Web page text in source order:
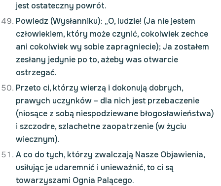
jest ostateczny powrót.
Powiedz (Wysłanniku): „O, ludzie! (Ja nie jestem
człowiekiem, który może czynić, cokolwiek zechce
ani cokolwiek wy sobie zapragniecie); Ja zostałem
zesłany jedynie po to, ażeby was otwarcie
ostrzegać.
Przeto ci, którzy wierzą i dokonują dobrych,
prawych uczynków – dla nich jest przebaczenie
(niosące z sobą niespodziewane błogosławieństwa)
i szczodre, szlachetne zaopatrzenie (w życiu
wiecznym).
A co do tych, którzy zwalczają Nasze Objawienia,
usiłując je udaremnić i unieważnić, to ci są
towarzyszami Ognia Palącego.